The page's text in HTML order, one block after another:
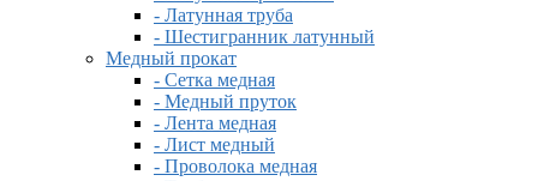
- Латунная труба
- Шестигранник латунный
Медный прокат
- Сетка медная
- Медный пруток
- Лента медная
- Лист медный
- Проволока медная